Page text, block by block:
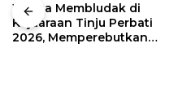
Warga Membludak di
Kejuaraan Tinju Perbati
2026, Memperebutkan